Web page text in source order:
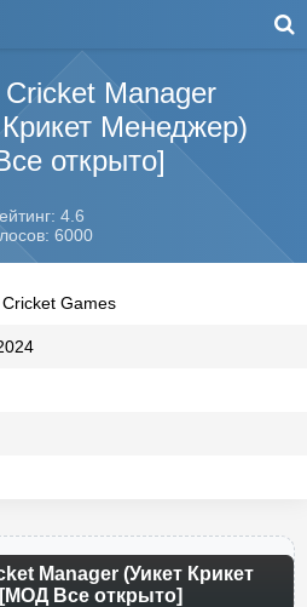
Manager
Крикет Менеджер)
открыто]
4.6
6000
Games
Manager (Уикет Крикет
Все открыто]